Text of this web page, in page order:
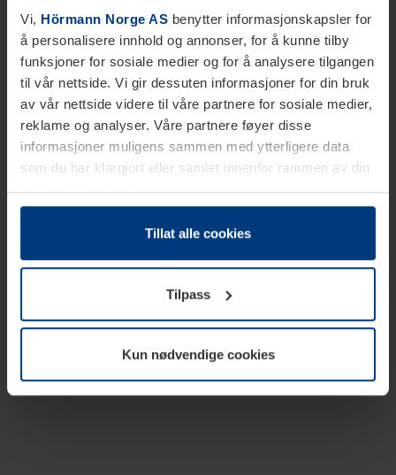
Vi, Hörmann Norge AS benytter informasjonskapsler for
å personalisere innhold og annonser, for å kunne tilby
funksjoner for sosiale medier og for å analysere tilgangen
til vår nettside. Vi gir dessuten informasjoner for din bruk
av vår nettside videre til våre partnere for sosiale medier,
reklame og analyser. Våre partnere føyer disse
informasjoner muligens sammen med ytterligere data
som du har klargjort eller samlet innenfor rammen av din
bruk av tjenestene.
Etter loven kan vi lagre informasjonskapsler på din
datamaskin, hvis disse er absolutt nødvendig for drift av
trenger vi din tillatelse. Du kan når som helst endre eller
tilbakekalle ditt samtykke i forklaringen av
informasjonskapselen på sidenPersonvernerklæringpå
Tillat alle cookies
Tilpass
Kun nødvendige cookies